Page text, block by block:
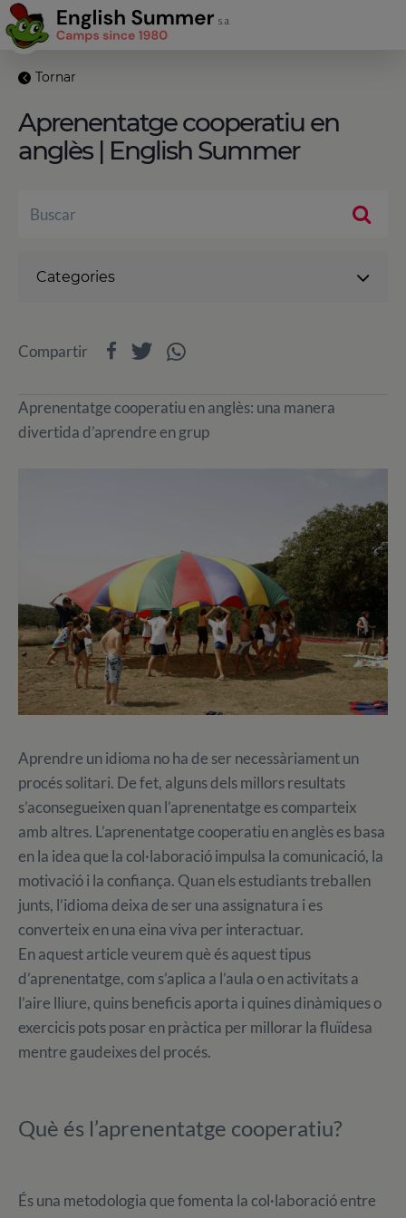
Tornar
Aprenentatge cooperatiu en
anglès | English Summer
Aprenentatge cooperatiu en anglès: una manera
divertida d’aprendre en grup
Aprendre un idioma no ha de ser necessàriament un
procés solitari. De fet, alguns dels millors resultats
s’aconsegueixen quan l’aprenentatge es comparteix
amb altres. L’aprenentatge cooperatiu en anglès es basa
en la idea que la col·laboració impulsa la comunicació, la
motivació i la confiança. Quan els estudiants treballen
junts, l’idioma deixa de ser una assignatura i es
converteix en una eina viva per interactuar.
En aquest article veurem què és aquest tipus
d’aprenentatge, com s’aplica a l’aula o en activitats a
l’aire lliure, quins beneficis aporta i quines dinàmiques o
exercicis pots posar en pràctica per millorar la fluïdesa
mentre gaudeixes del procés.
Què és l’aprenentatge cooperatiu?
És una metodologia que fomenta la col·laboració entre
Categories
Compartir